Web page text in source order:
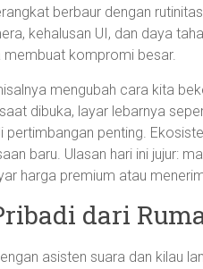
berbaur dengan
kehalusan UI, dan daya
kompromi besar.
mengubah cara kita
dibuka, layar lebarnya
pertimbangan penting.
baru. Ulasan hari ini jujur:
harga premium atau
dari
asisten suara dan kilau